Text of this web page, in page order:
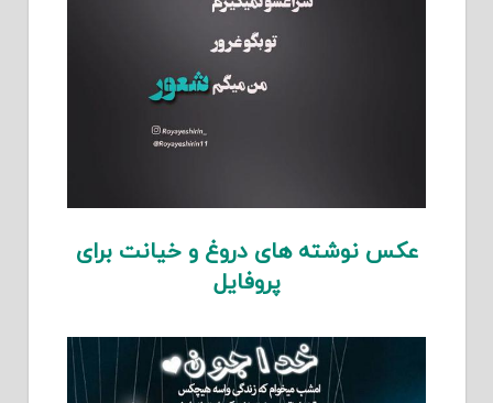
عکس نوشته های دروغ و خیانت برای
پروفایل